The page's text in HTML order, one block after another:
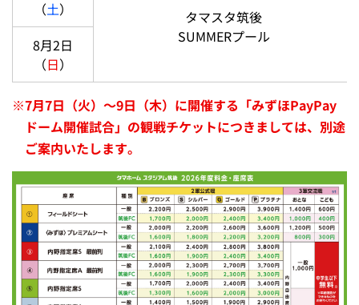
（土）
タマスタ筑後
SUMMERプール
8月2日
（日）
※7月7日（火）～9日（木）に開催する「みずほPayPay
ドーム開催試合」の観戦チケットにつきましては、別途
ご案内いたします。